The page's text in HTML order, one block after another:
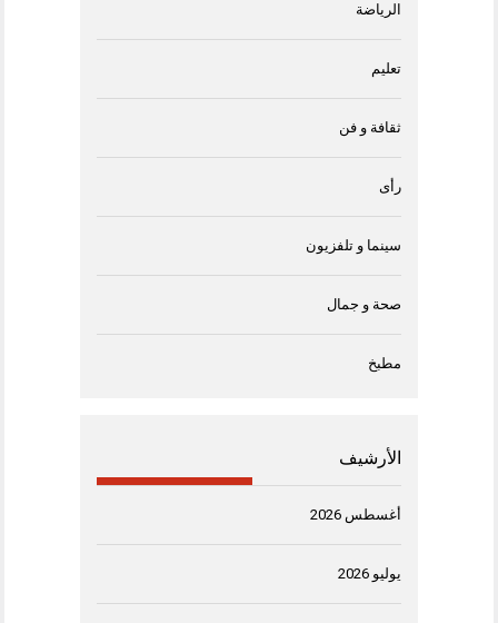
الرياضة
تعليم
ثقافة و فن
رأى
سينما و تلفزيون
صحة و جمال
مطبخ
الأرشيف
أغسطس 2026
يوليو 2026